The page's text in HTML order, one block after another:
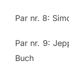
Par nr. 8:
Par nr. 9:
Buch